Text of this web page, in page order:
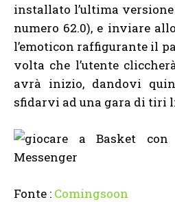
installato l’ultima
numero 62.0), e inviare
l’emoticon raffigurante il
volta che l’utente
avrà inizio, dandovi
sfidarvi ad una gara di tiri
Fonte : Comingsoon